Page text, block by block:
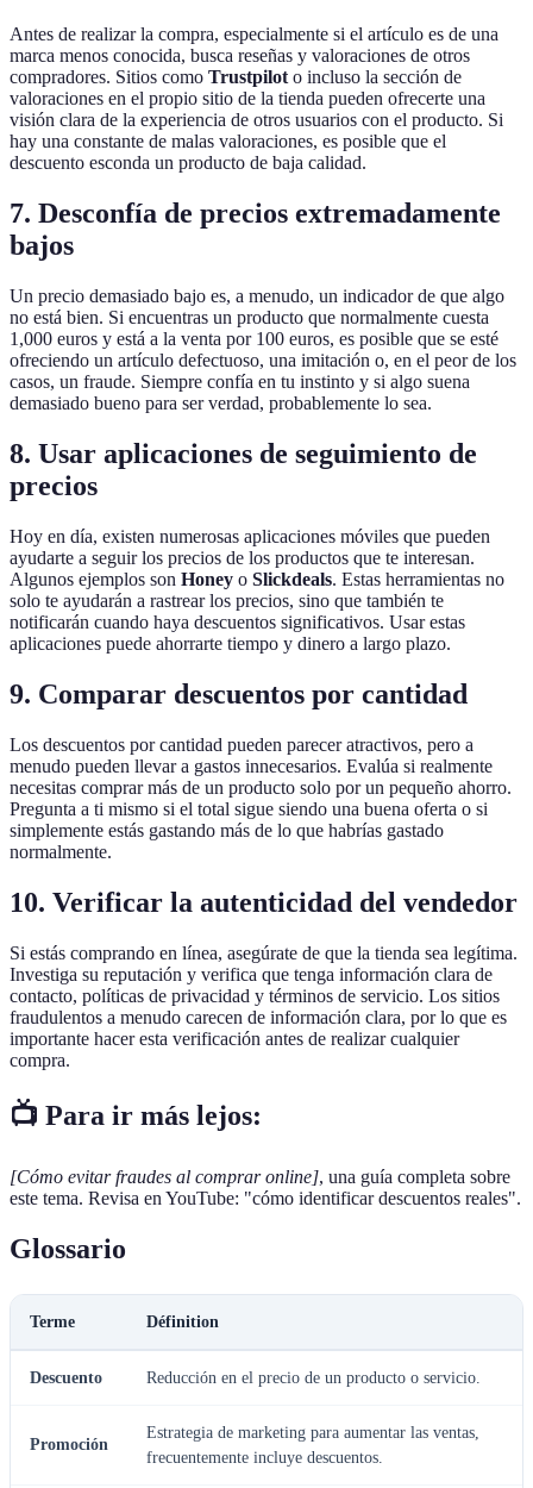
Antes de realizar la compra, especialmente si el artículo es de una
marca menos conocida, busca reseñas y valoraciones de otros
compradores. Sitios como Trustpilot o incluso la sección de
valoraciones en el propio sitio de la tienda pueden ofrecerte una
visión clara de la experiencia de otros usuarios con el producto. Si
hay una constante de malas valoraciones, es posible que el
descuento esconda un producto de baja calidad.
7. Desconfía de precios extremadamente
bajos
Un precio demasiado bajo es, a menudo, un indicador de que algo
no está bien. Si encuentras un producto que normalmente cuesta
1,000 euros y está a la venta por 100 euros, es posible que se esté
ofreciendo un artículo defectuoso, una imitación o, en el peor de los
casos, un fraude. Siempre confía en tu instinto y si algo suena
demasiado bueno para ser verdad, probablemente lo sea.
8. Usar aplicaciones de seguimiento de
precios
Hoy en día, existen numerosas aplicaciones móviles que pueden
ayudarte a seguir los precios de los productos que te interesan.
Algunos ejemplos son Honey o Slickdeals. Estas herramientas no
solo te ayudarán a rastrear los precios, sino que también te
notificarán cuando haya descuentos significativos. Usar estas
aplicaciones puede ahorrarte tiempo y dinero a largo plazo.
9. Comparar descuentos por cantidad
Los descuentos por cantidad pueden parecer atractivos, pero a
menudo pueden llevar a gastos innecesarios. Evalúa si realmente
necesitas comprar más de un producto solo por un pequeño ahorro.
Pregunta a ti mismo si el total sigue siendo una buena oferta o si
simplemente estás gastando más de lo que habrías gastado
normalmente.
10. Verificar la autenticidad del vendedor
Si estás comprando en línea, asegúrate de que la tienda sea legítima.
Investiga su reputación y verifica que tenga información clara de
contacto, políticas de privacidad y términos de servicio. Los sitios
fraudulentos a menudo carecen de información clara, por lo que es
importante hacer esta verificación antes de realizar cualquier
compra.
📺 Para ir más lejos:
[Cómo evitar fraudes al comprar online], una guía completa sobre
este tema. Revisa en YouTube: "cómo identificar descuentos reales".
Glossario
Terme Définition
Descuento Reducción en el precio de un producto o servicio.
Promoción
Estrategia de marketing para aumentar las ventas,
frecuentemente incluye descuentos.